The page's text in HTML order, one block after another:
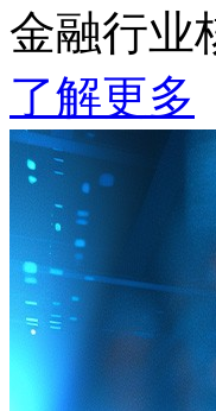
金融行业
了解更多